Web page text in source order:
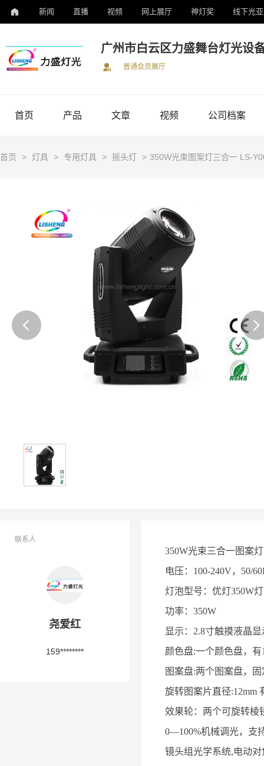
新闻 直播 视频 网上展厅 神灯奖 线下光
广州市白云区力盛舞台灯光设
普通会员展厅
首页 产品 文章 视频 公司档案
首页 > 灯具 > 专用灯具 > 摇头灯 > 350W光束图案灯三合一 LS-
联系人
尧爱红
159********
350W光束三合一图案
电压：100-240V，50/
灯泡型号：优灯350W
功率：350W
显示：2.8寸触摸液晶
颜色盘:一个颜色盘，
图案盘:两个图案盘，
旋转图案片直径:12mm
效果轮：两个可旋转棱
0—100%机械调光，支
镜头组光学系统,电动对